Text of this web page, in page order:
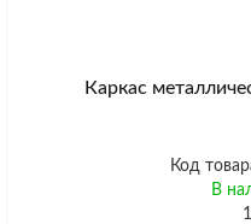
Каркас
Код
В